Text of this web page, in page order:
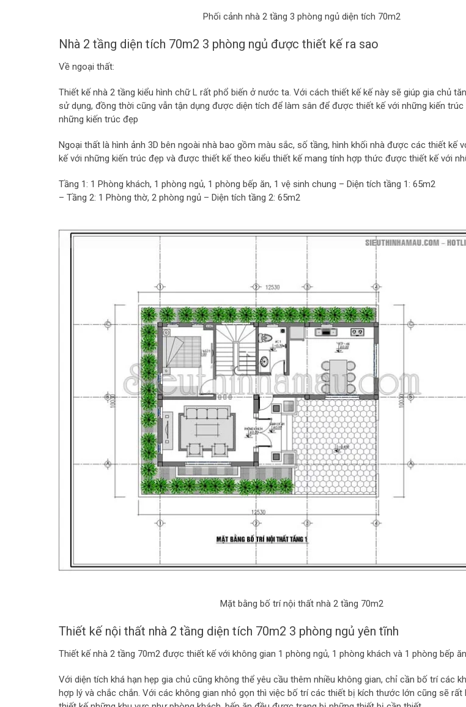
Phối cảnh nhà 2 tầng 3 phòng ngủ diện tích 70m2
Nhà 2 tầng diện tích 70m2 3 phòng ngủ được thiết kế ra sao
Về ngoại thất:
Thiết kế nhà 2 tầng kiểu hình chữ L rất phổ biến ở nước ta. Với cách thiết kế kế này sẽ giúp gia chủ
sử dụng, đồng thời cũng vẫn tận dụng được diện tích để làm sân để được thiết kế với những kiến
những kiến trúc đẹp
Ngoại thất là hình ảnh 3D bên ngoài nhà bao gồm màu sắc, số tầng, hình khối nhà được các thiết kế
kế với những kiến trúc đẹp và được thiết kế theo kiểu thiết kế mang tính hợp thức được thiết kế với
Tầng 1: 1 Phòng khách, 1 phòng ngủ, 1 phòng bếp ăn, 1 vệ sinh chung – Diện tích tầng 1: 65m2
– Tầng 2: 1 Phòng thờ, 2 phòng ngủ – Diện tích tầng 2: 65m2
Mặt bằng bố trí nội thất nhà 2 tầng 70m2
Thiết kế nội thất nhà 2 tầng diện tích 70m2 3 phòng ngủ yên tĩnh
Thiết kế nhà 2 tầng 70m2 được thiết kế với không gian 1 phòng ngủ, 1 phòng khách và 1 phòng bếp
Với diện tích khá hạn hẹp gia chủ cũng không thể yêu cầu thêm nhiều không gian, chỉ cần bố trí các
hợp lý và chắc chắn. Với các không gian nhỏ gọn thì việc bố trí các thiết bị kích thước lớn cũng sẽ rất